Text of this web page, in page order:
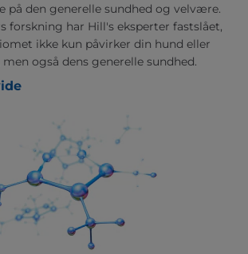
på den generelle sundhed og velvære.
forskning har Hill's eksperter fastslået,
ikke kun påvirker din hund eller
også dens generelle sundhed.